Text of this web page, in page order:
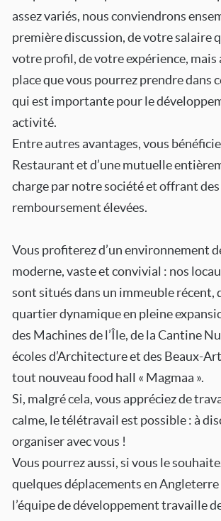
assez variés, nous conviendrons
première discussion, de votre salaire
votre profil, de votre expérience, mais
place que vous pourrez prendre dans
qui est importante pour le
activité.
Entre autres avantages, vous
Restaurant et d’une mutuelle
charge par notre société et offrant
remboursement élevées.
Vous profiterez d’un environnement
moderne, vaste et convivial : nos
sont situés dans un immeuble récent,
quartier dynamique en pleine
des Machines de l’Île, de la Cantine
écoles d’Architecture et des Beaux-
tout nouveau food hall « Magmaa ».
Si, malgré cela, vous appréciez de
calme, le télétravail est possible : à
organiser avec vous !
Vous pourrez aussi, si vous le
quelques déplacements en
l’équipe de développement travaille